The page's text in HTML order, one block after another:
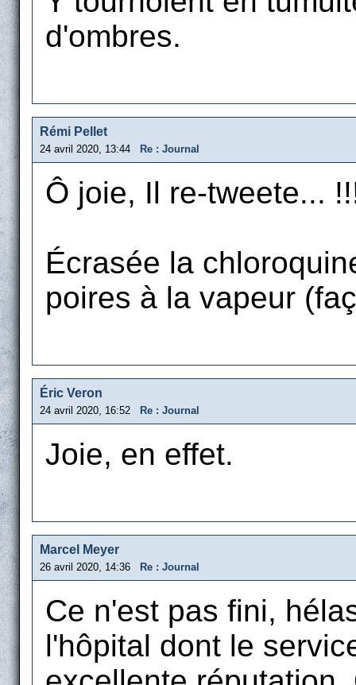
d'ombres.
Rémi Pellet
24 avril 2020, 13:44 Re : Journal
Ô joie, Il re-tweete...
Écrasée la
poires à la vapeur
Éric Veron
24 avril 2020, 16:52 Re : Journal
Joie, en effet.
Marcel Meyer
26 avril 2020, 14:36 Re : Journal
Ce n'est pas fini,
l'hôpital dont le